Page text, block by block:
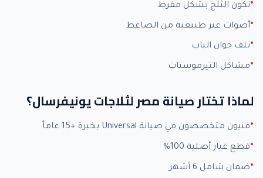
تكون الثلج بشكل مفرط
أصوات غير طبيعية من الضاغط
تلف جوان الباب
مشاكل التيرموستات
لماذا تختار صيانة مصر لثلاجات يونيفرسال؟
فنيون متخصصون في صيانة Universal بخبرة +15 عاماً
قطع غيار أصلية 100%
ضمان شامل 6 أشهر